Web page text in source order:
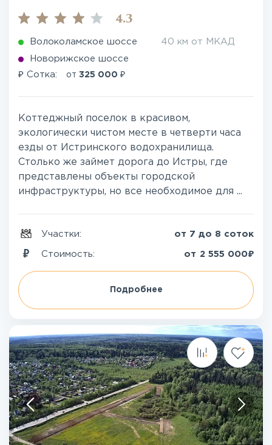
4.3
Волоколамское шоссе 40 км от МКАД
Новорижское шоссе
₽ Сотка: от 325 000 ₽
Коттеджный поселок в красивом,
экологически чистом месте в четверти часа
езды от Истринского водохранилища.
Столько же займет дорога до Истры, где
представлены объекты городской
инфраструктуры, но все необходимое для ...
Участки: от 7 до 8 соток
Стоимость: от 2 555 000₽
Подробнее